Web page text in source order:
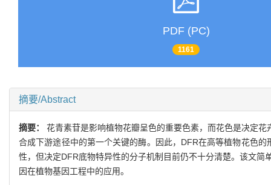
PDF (PC)
1161
摘要/Abstract
摘要： 花青素苷是影响植物花瓣呈色的重要色素，而花色是决定
合成下游途径中的第一个关键的酶。因此，DFR在高等植物花色
性，但决定DFR底物特异性的分子机制目前仍不十分清楚。该文
因在植物基因工程中的应用。